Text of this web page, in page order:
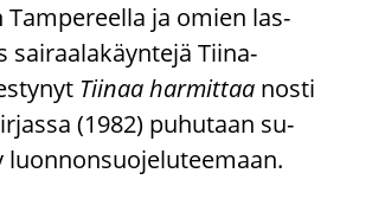
ja omien las­
Tiina-​
Tii­naa har­mit­taanosti
(1982) pu­hu­taan su­